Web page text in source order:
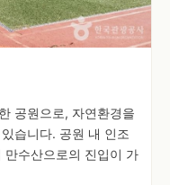
공원으로, 자연환경을
습니다. 공원 내 인조
만수산으로의 진입이 가